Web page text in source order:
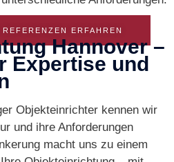
ERFAHREN
Hannover –
Expertise und
Objekteinrichter kennen wir
und ihre Anforderungen
macht uns zu einem